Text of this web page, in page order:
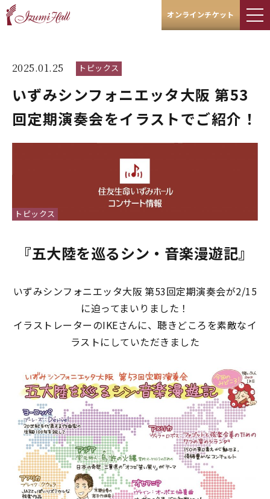
オンラインチケット
2025.01.25 トピックス
いずみシンフォニエッタ大阪 第53
回定期演奏会をイラストでご紹介！
トピックス
『五大陸を巡るシン・音楽漫遊記』
いずみシンフォニエッタ大阪 第53回定期演奏会が2/15
に迫ってまいりました！
イラストレーターのIKEさんに、聴きどころを素敵なイ
ラストにしていただきました